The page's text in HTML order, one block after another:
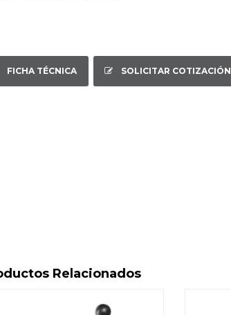
FICHA TÉCNICA SOLICITAR COTIZACIÓN
Relacionados